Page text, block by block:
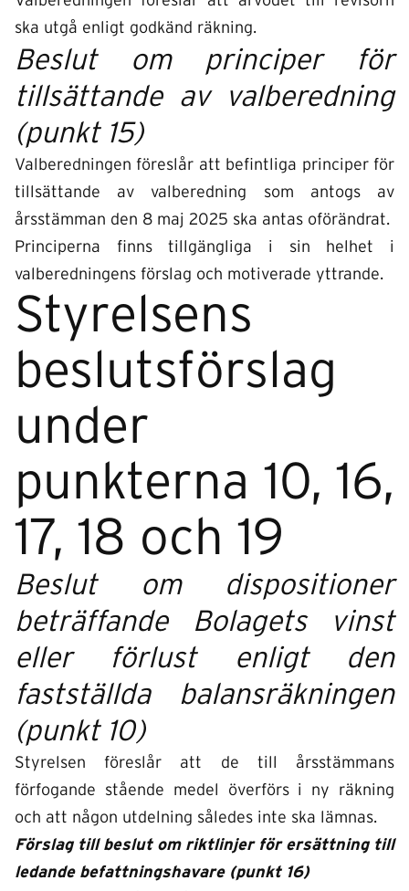
ska utgå enligt godkänd räkning.
Beslut om principer för
tillsättande av valberedning
(punkt 15)
Valberedningen föreslår att befintliga principer för
tillsättande av valberedning som antogs av
årsstämman den 8 maj 2025 ska antas oförändrat.
Principerna finns tillgängliga i sin helhet i
valberedningens förslag och motiverade yttrande.
Styrelsens
beslutsförslag
under
punkterna 10, 16,
17, 18 och 19
Beslut om dispositioner
beträffande Bolagets vinst
eller förlust enligt den
fastställda balansräkningen
(punkt 10)
Styrelsen föreslår att de till årsstämmans
förfogande stående medel överförs i ny räkning
och att någon utdelning således inte ska lämnas.
Förslag till beslut om riktlinjer för ersättning till
ledande befattningshavare (punkt 16)